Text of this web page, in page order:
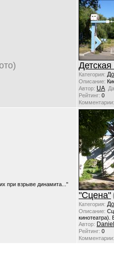
Категория:
Описание:
Автор: UA
Рейтинг: 0
Комментарии:
при взрыве динамита..."
"Сцена"
Категория:
Описание:
кинотеатра).
Автор: Daniel
Рейтинг: 0
Комментарии: